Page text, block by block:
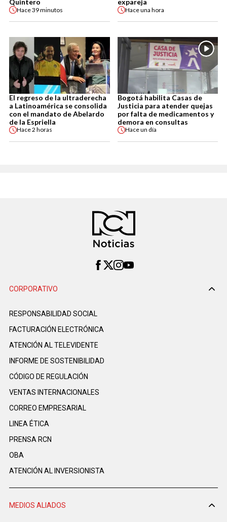
Quintero
Hace39 minutos
expareja
Haceuna hora
El regreso de la ultraderecha
a Latinoamérica se consolida
con el mandato de Abelardo
de la Espriella
Hace2 horas
Bogotá habilita Casas de
Justicia para atender quejas
por falta de medicamentos y
demora en consultas
Haceun día
CORPORATIVO
RESPONSABILIDAD SOCIAL
FACTURACIÓN ELECTRÓNICA
ATENCIÓN AL TELEVIDENTE
INFORME DE SOSTENIBILIDAD
CÓDIGO DE REGULACIÓN
VENTAS INTERNACIONALES
CORREO EMPRESARIAL
LINEA ÉTICA
PRENSA RCN
OBA
ATENCIÓN AL INVERSIONISTA
MEDIOS ALIADOS